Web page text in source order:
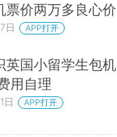
票价两万多良心价
日 APP打开
英国小留学生包机
用自理
日 APP打开